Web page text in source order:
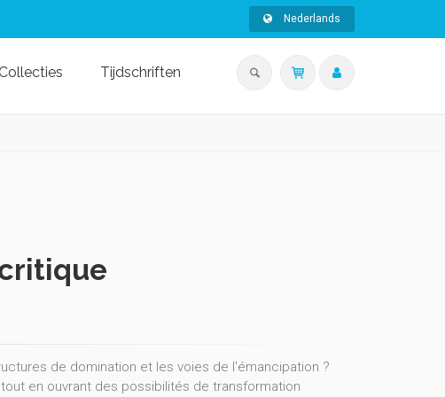
Nederlands
Collecties Tijdschriften
de domination et les voies de l'émancipation ?
en ouvrant des possibilités de transformation